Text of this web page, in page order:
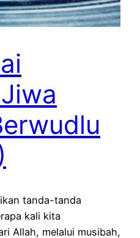
tanda-tanda
kali kita
Allah, melalui musibah,